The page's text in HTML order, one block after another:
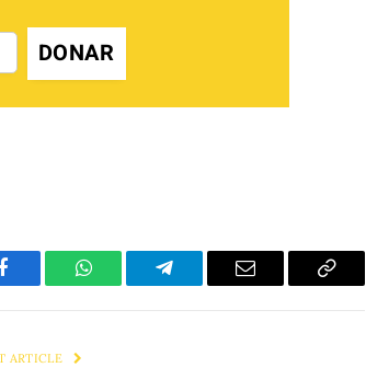
DONAR
Facebook WhatsAppTelegram Email
Copy
ARTICLE